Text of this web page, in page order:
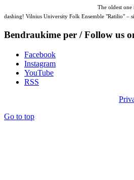
The oldest
dashing! Vilnius University Folk Ensemble "Ratilio" –
Bendraukime per / Follow us
Facebook
Instagram
YouTube
RSS
Go to top